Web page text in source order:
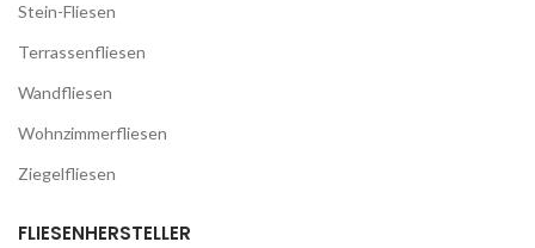
Stein-Fliesen
Terrassenfliesen
Wandfliesen
Wohnzimmerfliesen
Ziegelfliesen
FLIESENHERSTELLER